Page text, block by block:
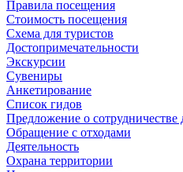
Правила посещения
Стоимость посещения
Схема для туристов
Достопримечательности
Экскурсии
Сувениры
Анкетирование
Список гидов
Предложение о сотрудничестве
Обращение с отходами
Деятельность
Охрана территории